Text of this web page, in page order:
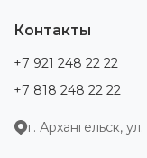
Контакты
+7 921 248 22 22
+7 818 248 22 22
г. Архангельск,